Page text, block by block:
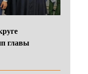
главы